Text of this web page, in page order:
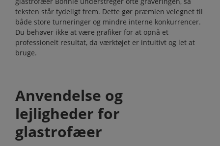
teksten står tydeligt frem. Dette gør præmien velegnet til
både store turneringer og mindre interne konkurrencer.
Du behøver ikke at være grafiker for at opnå et
professionelt resultat, da værktøjet er intuitivt og let at
bruge.
Anvendelse og
lejligheder for
glastrofæer